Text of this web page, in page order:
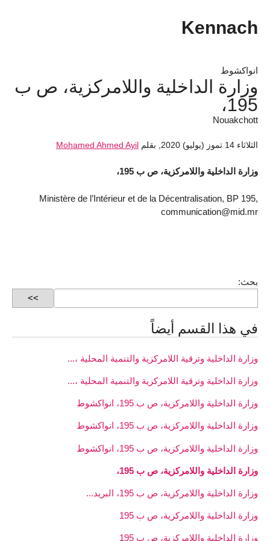
Kennach
انواكشوط
وزارة الداخلية واللامركزية، ص ب
195،
Nouakchott
الثلاثاء 14 تموز (يوليو) 2020 بقلم Mohamed Ahmed Ayil
وزارة الداخلية واللامركزية، ص ب 195،
Ministère de l’Intérieur et de la Décentralisation, BP 195,
communication@mid.mr
بحث:
في هذا القسم أيضاً
وزارة الداخلية وترقية اللامركزية والتنمية المحلية ،...
وزارة الداخلية وترقية اللامركزية والتنمية المحلية ،...
وزارة الداخلية واللامركزية، ص ب 195، انواكشوط
وزارة الداخلية واللامركزية، ص ب 195، انواكشوط
وزارة الداخلية واللامركزية، ص ب 195، انواكشوط
وزارة الداخلية واللامركزية، ص ب 195،
وزارة الداخلية واللامركزية، ص ب 195، البريد...
وزارة الداخلية واللامركزية، ص ب 195
وزارة الداخلية واللامركزية، ص ب 195